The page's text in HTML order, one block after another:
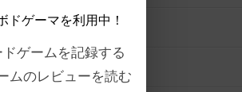
ドゲーマを利用中！
ゲームを記録する
ムのレビューを読む
着レビュー
報